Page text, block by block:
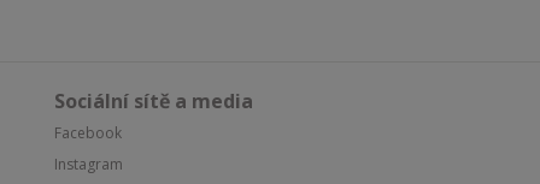
Sociální sítě a media
Facebook
Instagram